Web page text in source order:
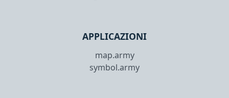
APPLICAZIONI
map.army
symbol.army